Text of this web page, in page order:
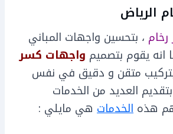
الرياض
، بتحسين واجهات المباني
انه يقوم بتصميم واجهات كسر
متقن و دقيق في نفس
العديد من الخدمات
هذه الخدمات هي مايلي :